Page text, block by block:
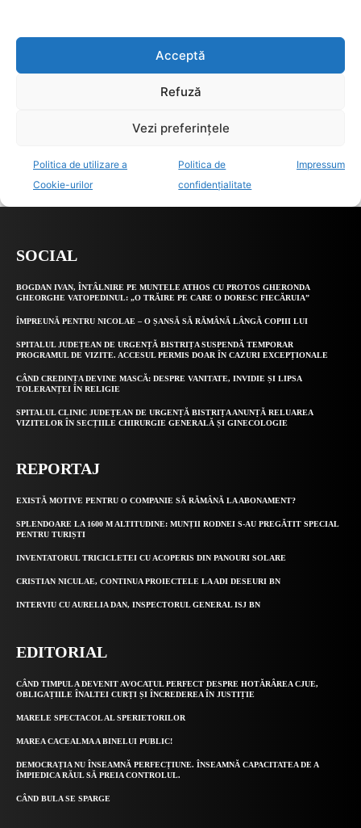
SOCIAL
BOGDAN IVAN, ÎNTÂLNIRE PE MUNTELE ATHOS CU PROTOS GHERONDA
GHEORGHE VATOPEDINUL: „O TRĂIRE PE CARE O DORESC FIECĂRUIA”
ÎMPREUNĂ PENTRU NICOLAE – O ȘANSĂ SĂ RĂMÂNĂ LÂNGĂ COPIII LUI
SPITALUL JUDEȚEAN DE URGENȚĂ BISTRIȚA SUSPENDĂ TEMPORAR
PROGRAMUL DE VIZITE. ACCESUL PERMIS DOAR ÎN CAZURI EXCEPȚIONALE
CÂND CREDINȚA DEVINE MASCĂ: DESPRE VANITATE, INVIDIE ȘI LIPSA
TOLERANȚEI ÎN RELIGIE
SPITALUL CLINIC JUDEȚEAN DE URGENȚĂ BISTRIȚA ANUNȚĂ RELUAREA
VIZITELOR ÎN SECȚIILE CHIRURGIE GENERALĂ ȘI GINECOLOGIE
REPORTAJ
EXISTĂ MOTIVE PENTRU O COMPANIE SĂ RĂMÂNĂ LA ABONAMENT?
SPLENDOARE LA 1600 M ALTITUDINE: MUNȚII RODNEI S-AU PREGĂTIT SPECIAL
PENTRU TURIȘTI
INVENTATORUL TRICICLETEI CU ACOPERIS DIN PANOURI SOLARE
CRISTIAN NICULAE, CONTINUA PROIECTELE LA ADI DESEURI BN
INTERVIU CU AURELIA DAN, INSPECTORUL GENERAL ISJ BN
EDITORIAL
CÂND TIMPUL A DEVENIT AVOCATUL PERFECT DESPRE HOTĂRÂREA CJUE,
OBLIGAȚIILE ÎNALTEI CURȚI ȘI ÎNCREDEREA ÎN JUSTIȚIE
MARELE SPECTACOL AL SPERIETORILOR
MAREA CACEALMA A BINELUI PUBLIC!
DEMOCRAȚIA NU ÎNSEAMNĂ PERFECȚIUNE. ÎNSEAMNĂ CAPACITATEA DE A
ÎMPIEDICA RĂUL SĂ PREIA CONTROLUL.
CÂND BULA SE SPARGE